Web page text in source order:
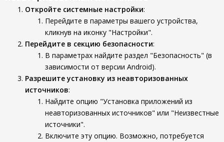
Откройте системные настройки:
Перейдите в параметры вашего устройства,
кликнув на иконку "Настройки".
Перейдите в секцию безопасности:
В параметрах найдите раздел "Безопасность" (в
зависимости от версии Android).
Разрешите установку из неавторизованных
источников:
Найдите опцию "Установка приложений из
неавторизованных источников" или "Неизвестные
источники".
Включите эту опцию. Возможно, потребуется